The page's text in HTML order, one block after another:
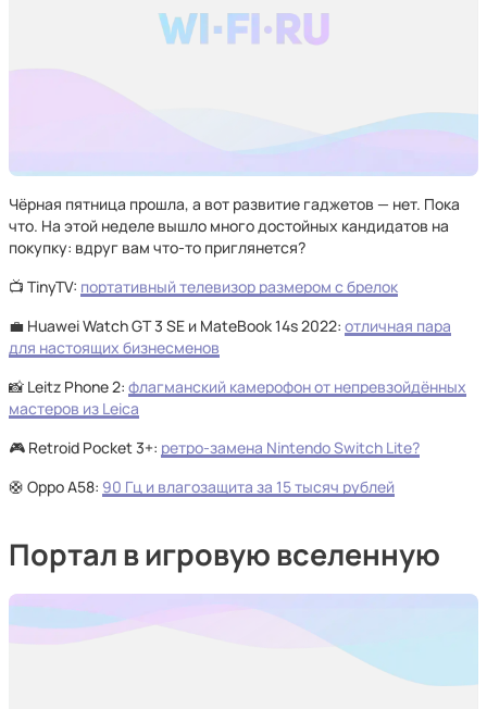
Чёрная пятница прошла, а вот развитие гаджетов — нет. Пока
что. На этой неделе вышло много достойных кандидатов на
покупку: вдруг вам что-то приглянется?
📺 TinyTV: портативный телевизор размером с брелок
💼 Huawei Watch GT 3 SE и MateBook 14s 2022: отличная пара
для настоящих бизнесменов
📸 Leitz Phone 2: флагманский камерофон от непревзойдённых
мастеров из Leica
🎮 Retroid Pocket 3+: ретро-замена Nintendo Switch Lite?
🛟 Oppo A58: 90 Гц и влагозащита за 15 тысяч рублей
Портал в игровую вселенную